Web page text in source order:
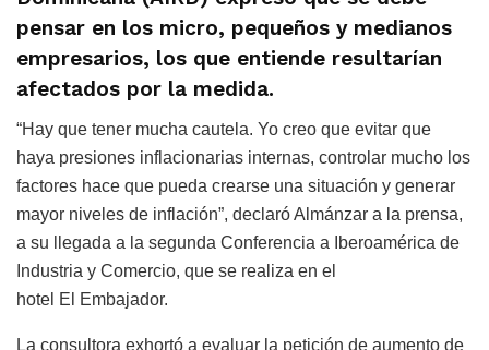
pensar en los micro, pequeños y medianos
empresarios, los que entiende resultarían
afectados por la medida.
“Hay que tener mucha cautela. Yo creo que evitar que
haya presiones inflacionarias internas, controlar mucho los
factores hace que pueda crearse una situación y generar
mayor niveles de inflación”, declaró Almánzar a la prensa,
a su llegada a la segunda Conferencia a Iberoamérica de
Industria y Comercio, que se realiza en el
hotel El Embajador.
La consultora exhortó a evaluar la petición de aumento de